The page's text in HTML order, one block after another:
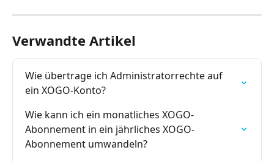
Verwandte Artikel
Wie übertrage ich Administratorrechte auf
ein XOGO-Konto?
Wie kann ich ein monatliches XOGO-
Abonnement in ein jährliches XOGO-
Abonnement umwandeln?